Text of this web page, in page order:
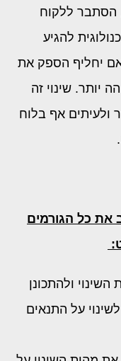
הסתבר ללקוח
להגיע
אם יחליף הספק את
יותר. שינוי זה
ולעיתים אף בלוח
את כל הגורמים
ולהתכונן
על התנאים